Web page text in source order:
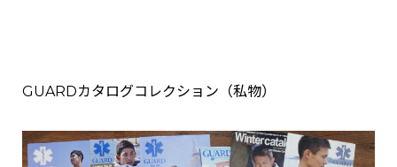
GUARDカタログコレクション（私物）